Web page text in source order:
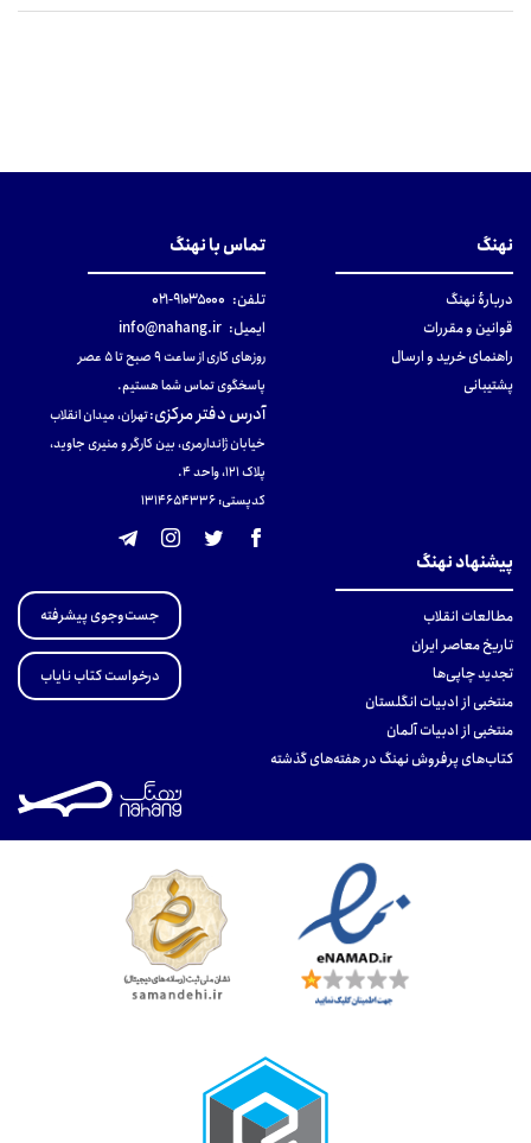
نهنگ
دربارهٔ نهنگ
قوانین و مقررات
راهنمای خرید و ارسال
پشتیبانی
تماس با نهنگ
تلفن: ۹۱۰۳۵۰۰۰-۰۲۱
ایمیل: info@nahang.ir
روزهای کاری از ساعت ۹ صبح تا ۵ عصر
پاسخگوی تماس شما هستیم.
آدرس دفتر مرکزی:تهران، میدان انقلاب
خیابان ژاندارمری، بین کارگر و منیری جاوید،
پلاک 121، واحد ۴.
کدپستی: 131465433۶
پیشنهاد نهنگ
مطالعات انقلاب
تاریخ معاصر ایران
تجدید چاپی‌ها
منتخبی از ادبیات انگلستان
منتخبی از ادبیات آلمان
کتاب‌های پرفروش نهنگ در هفته‌های گذشته
جست‌وجوی پیشرفته
درخواست کتاب نایاب